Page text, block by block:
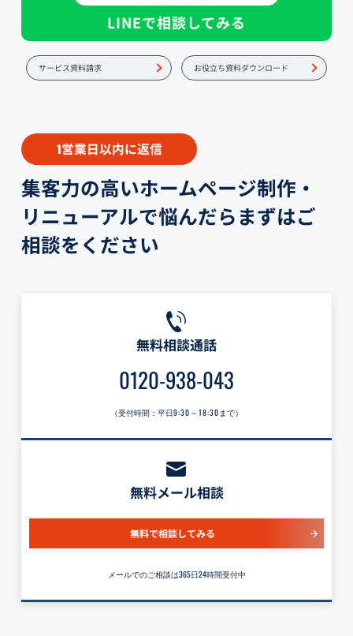
LINEで相談してみる
サービス資料請求 お役立ち資料ダウンロード
1営業日以内に返信
集客力の高いホームページ制作・
リニューアルで悩んだらまずはご
相談をください
無料相談通話
0120-938-043
（受付時間：平日9:30～18:30 まで）
無料メール相談
無料で相談してみる
メールでのご相談は365日24時間受付中